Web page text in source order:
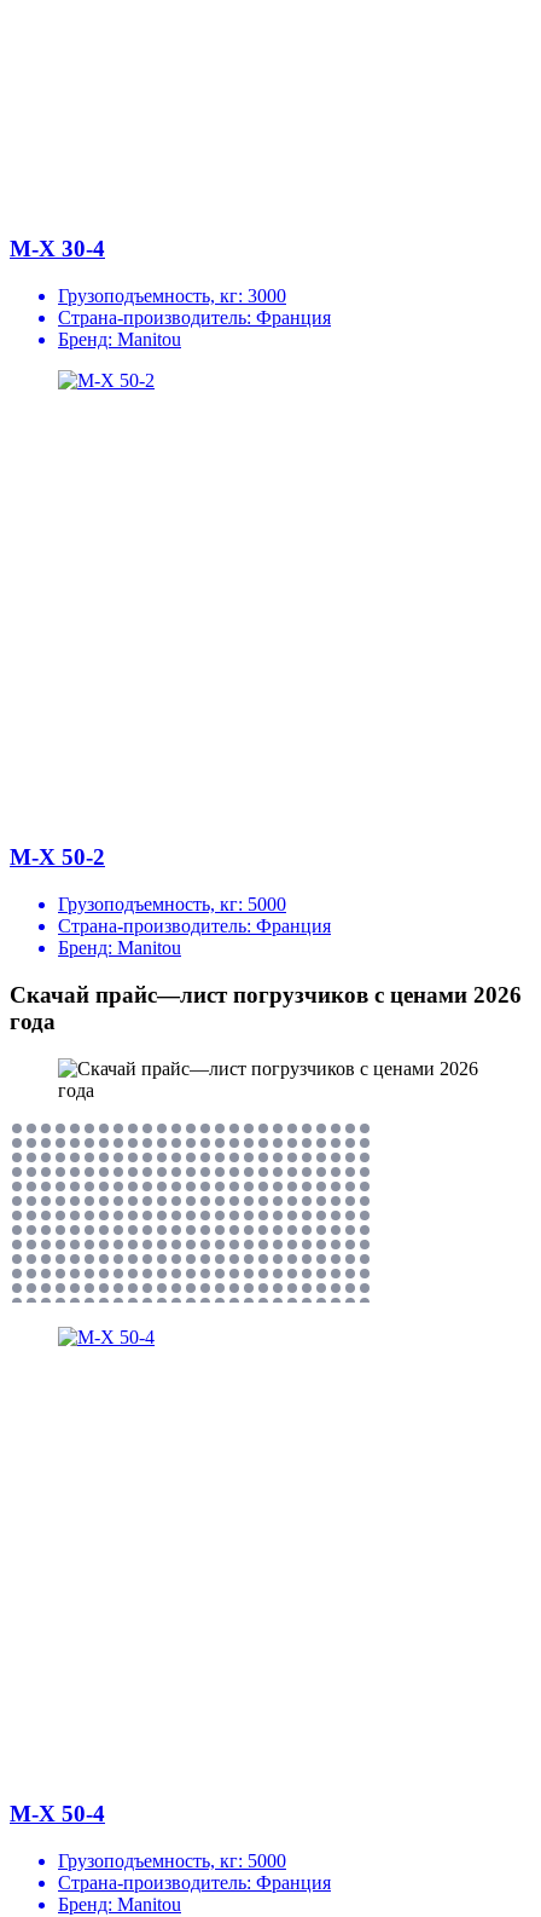
M-X 30-4
Грузоподъемность, кг: 3000
Страна-производитель: Франция
Бренд: Manitou
M-X 50-2
Грузоподъемность, кг: 5000
Страна-производитель: Франция
Бренд: Manitou
Скачай прайс—лист погрузчиков с ценами 2026
года
M-X 50-4
Грузоподъемность, кг: 5000
Страна-производитель: Франция
Бренд: Manitou